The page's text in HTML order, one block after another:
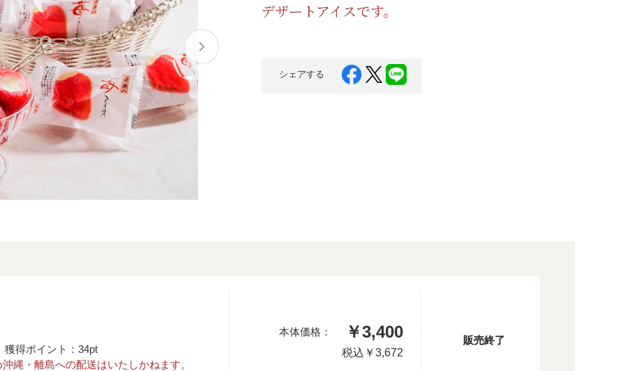
デザートアイスです。
シェアする
獲得ポイント：34pt
縄・離島への配送はいたしかねます。
本体価格： ￥3,400
税込 ￥3,672
販売終了